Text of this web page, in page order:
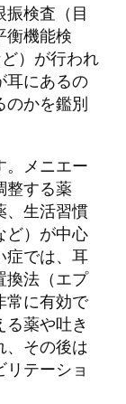
検査（目
衡機能検
）が行われ
耳にあるの
のかを鑑別
。メニエー
整する薬
、生活習慣
ど）が中心
症では、耳
換法（エプ
常に有効で
薬や吐き
、その後は
テーショ